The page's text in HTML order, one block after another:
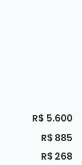
R$ 5.600
R$ 268
R$ 885